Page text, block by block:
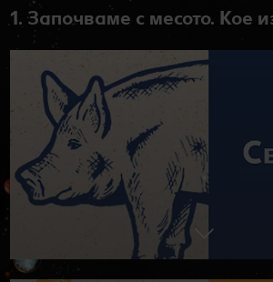
1. Започваме с месото. Кое
.